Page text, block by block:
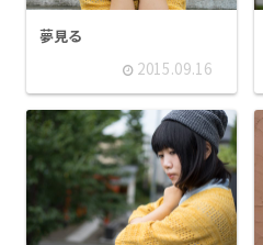
夢見る
2015.09.16